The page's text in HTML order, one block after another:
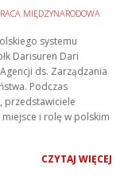
MIĘDZYNARODOWA
systemu
Darisuren Dari
ds. Zarządzania
Podczas
przedstawiciele
i rolę w polskim
CZYTAJ WIĘCEJ